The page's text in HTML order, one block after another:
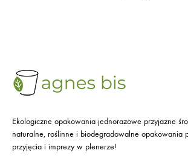
Ekologiczne opakowania jednorazowe przyjazne
naturalne, roślinne i biodegradowalne opakowania
przyjęcia i imprezy w plenerze!